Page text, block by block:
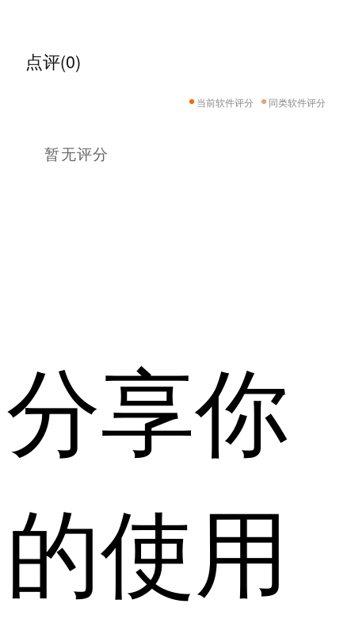
点评(0)
当前软件评分 同类软件评分
暂无评分
分享你
的使用